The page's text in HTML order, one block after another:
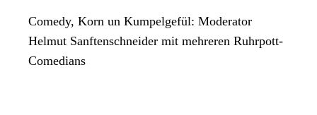
Comedy, Korn un Kumpelgefül: Moderator
Helmut Sanftenschneider mit mehreren Ruhrpott-
Comedians